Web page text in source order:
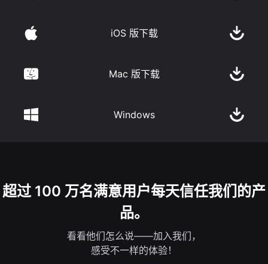
iOS 版下载
Mac 版下载
Windows
超过 100 万名满意用户每天信任我们的产
品。
看看他们怎么说——加入我们，
感受不一样的体验！